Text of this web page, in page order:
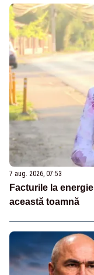
7 aug. 2026, 07:53
Facturile la
această toamnă